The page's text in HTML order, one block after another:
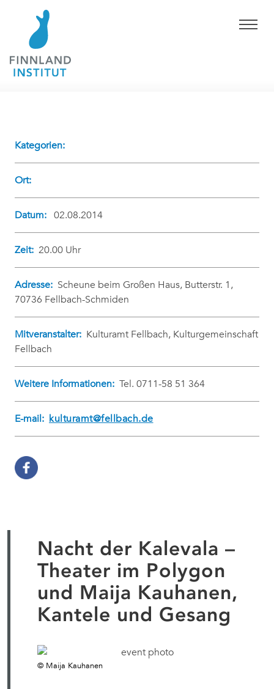
Kategorien:
Ort:
Datum: 02.08.2014
Zeit: 20.00 Uhr
Adresse: Scheune beim Großen Haus, Butterstr. 1,
70736 Fellbach-Schmiden
Mitveranstalter: Kulturamt Fellbach, Kulturgemeinschaft
Fellbach
Weitere Informationen: Tel. 0711-58 51 364
E-mail: kulturamt@fellbach.de
Nacht der Kalevala –
Theater im Polygon
und Maija Kauhanen,
Kantele und Gesang
© Maija Kauhanen